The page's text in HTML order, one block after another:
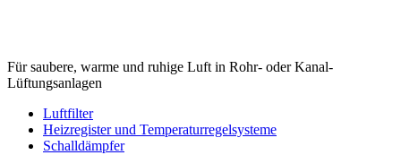
Für saubere, warme und ruhige Luft in Rohr- oder Kanal-
Lüftungsanlagen
Luftfilter
Heizregister und Temperaturregelsysteme
Schalldämpfer